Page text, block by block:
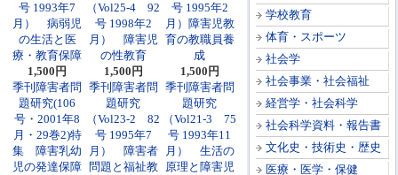
学校教育
体育・スポーツ
社会学
社会事業・社会福祉
経営学・社会科学
社会科学資料・報告書
文化史・技術史・歴史
医療・医学・保健
号 1993年7
月） 病弱児
の生活と医
療・教育保障
1,500円
（Vol25-4 92
号 1998年2
月） 障害児
の性教育
1,500円
号 1995年2
月）障害児教
育の教職員養
成
1,500円
季刊障害者問
題研究(106
号・2001年8
月・29巻2)特
集 障害乳幼
児の発達保障
季刊障害者問
題研究
（Vol23-2 82
号 1995年7
月） 障害者
問題と福祉教
季刊障害者問
題研究
（Vol21-3 75
号 1993年11
月） 生活の
原理と障害児